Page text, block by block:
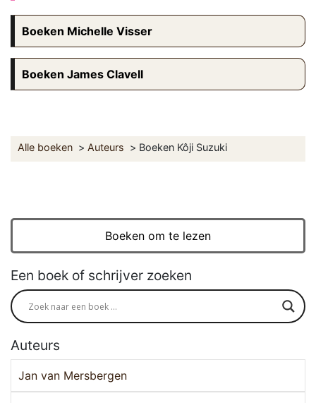
Boeken Michelle Visser
Boeken James Clavell
Alle boeken Auteurs Boeken Kôji Suzuki
Boeken om te lezen
Een boek of schrijver zoeken
Auteurs
Jan van Mersbergen